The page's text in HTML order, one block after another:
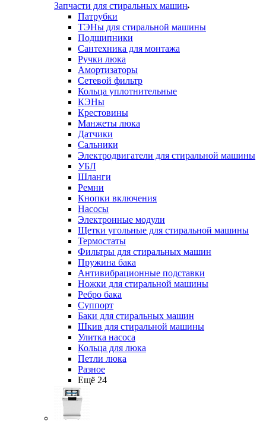
Запчасти для стиральных машин
Патрубки
ТЭНы для стиральной машины
Подшипники
Сантехника для монтажа
Ручки люка
Амортизаторы
Сетевой фильтр
Кольца уплотнительные
КЭНы
Крестовины
Манжеты люка
Датчики
Сальники
Электродвигатели для стиральной машины
УБЛ
Шланги
Ремни
Кнопки включения
Насосы
Электронные модули
Щетки угольные для стиральной машины
Термостаты
Фильтры для стиральных машин
Пружина бака
Антивибрационные подставки
Ножки для стиральной машины
Ребро бака
Суппорт
Баки для стиральных машин
Шкив для стиральной машины
Улитка насоса
Кольца для люка
Петли люка
Разное
Ещё 24